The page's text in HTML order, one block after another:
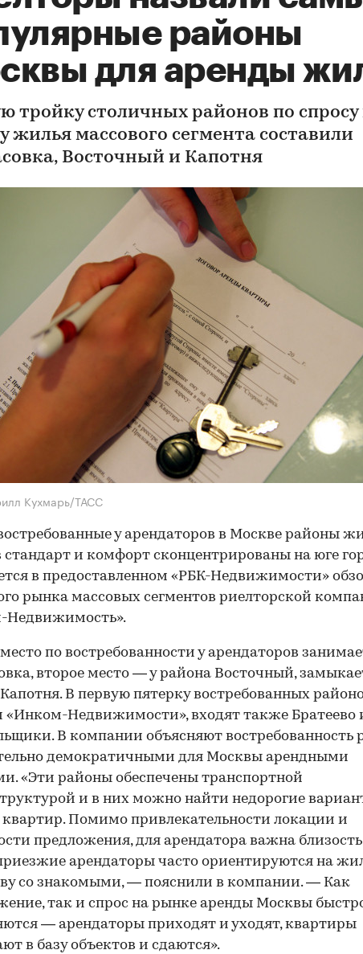
районы
для аренды
тройку столичных районов по спросу
жилья массового сегмента составили
Восточный и Капотня
Кухмарь/ТАСС
у арендаторов в Москве районы
стандарт и комфорт сконцентрированы на юге
в предоставленном «РБК-Недвижимости»
рынка массовых сегментов риелторской
Недвижимость».
по востребованности у арендаторов
второе место — у района Восточный,
В первую пятерку востребованных
Недвижимости», входят также Братеево
В компании объясняют востребованность
демократичными для Москвы арендными
«Эти районы обеспечены транспортной
и в них можно найти недорогие
Помимо привлекательности локации и
предложения, для арендатора важна
арендаторы часто ориентируются на
со знакомыми, — пояснили в компании. — Как
так и спрос на рынке аренды Москвы
— арендаторы приходят и уходят, квартиры
в базу объектов и сдаются».